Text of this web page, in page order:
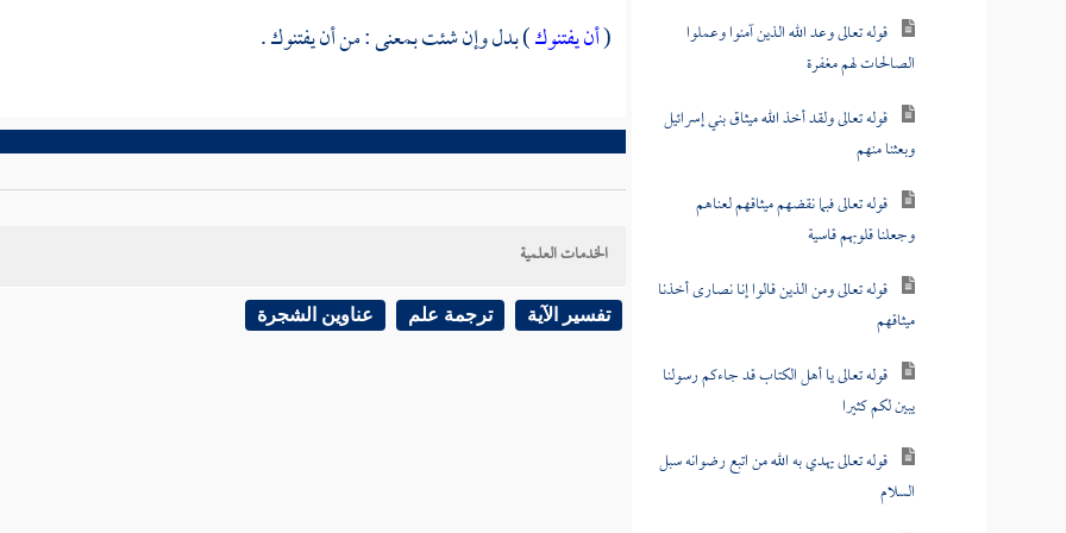
قوله تعالى وعد الله الذين آمنوا وعملوا
الصالحات لهم مغفرة
قوله تعالى ولقد أخذ الله ميثاق بني إسرائيل
وبعثنا منهم
قوله تعالى فبما نقضهم ميثاقهم لعناهم
وجعلنا قلوبهم قاسية
قوله تعالى ومن الذين قالوا إنا نصارى أخذنا
ميثاقهم
قوله تعالى يا أهل الكتاب قد جاءكم رسولنا
يبين لكم كثيرا
قوله تعالى يهدي به الله من اتبع رضوانه سبل
السلام
(أن يفتنوك) بدل وإن شئت بمعنى : من أن يفتنوك .
الخدمات العلمية
تفسير الآية ترجمة علم عناوين الشجرة